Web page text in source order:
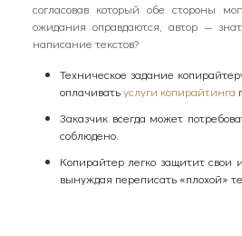
согласовав который обе стороны
ожидания оправдаются, автор —
написание текстов?
Техническое задание
оплачиватьуслуги копирайтинга
Заказчик всегда может
соблюдено.
Копирайтер легко защитит свои
вынуждая переписать «плохой»